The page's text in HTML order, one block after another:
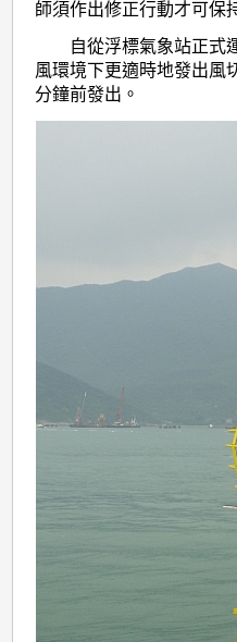
師須作出修正行動才可保
自從浮標氣象站正式
風環境下更適時地發出風
分鐘前發出。